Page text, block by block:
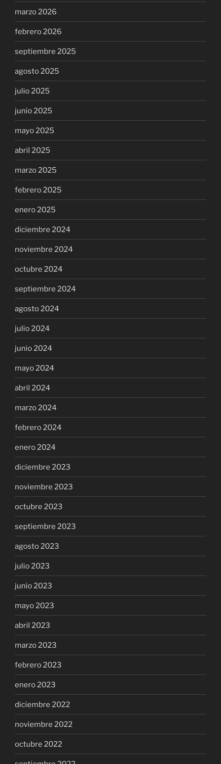
marzo 2026
febrero 2026
septiembre 2025
agosto 2025
julio 2025
junio 2025
mayo 2025
abril 2025
marzo 2025
febrero 2025
enero 2025
diciembre 2024
noviembre 2024
octubre 2024
septiembre 2024
agosto 2024
julio 2024
junio 2024
mayo 2024
abril 2024
marzo 2024
febrero 2024
enero 2024
diciembre 2023
noviembre 2023
octubre 2023
septiembre 2023
agosto 2023
julio 2023
junio 2023
mayo 2023
abril 2023
marzo 2023
febrero 2023
enero 2023
diciembre 2022
noviembre 2022
octubre 2022